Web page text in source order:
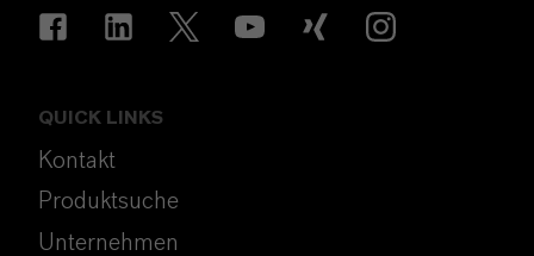
QUICK LINKS
Kontakt
Produktsuche
Unternehmen